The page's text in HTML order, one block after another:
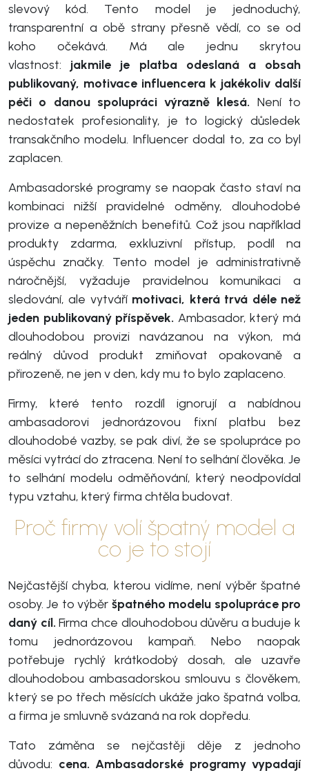
slevový kód. Tento model je jednoduchý,
transparentní a obě strany přesně vědí, co se od
koho očekává. Má ale jednu skrytou
vlastnost: jakmile je platba odeslaná a obsah
publikovaný, motivace influencera k jakékoliv další
péči o danou spolupráci výrazně klesá. Není to
nedostatek profesionality, je to logický důsledek
transakčního modelu. Influencer dodal to, za co byl
zaplacen.
Ambasadorské programy se naopak často staví na
kombinaci nižší pravidelné odměny, dlouhodobé
provize a nepeněžních benefitů. Což jsou například
produkty zdarma, exkluzivní přístup, podíl na
úspěchu značky. Tento model je administrativně
náročnější, vyžaduje pravidelnou komunikaci a
sledování, ale vytváří motivaci, která trvá déle než
jeden publikovaný příspěvek. Ambasador, který má
dlouhodobou provizi navázanou na výkon, má
reálný důvod produkt zmiňovat opakovaně a
přirozeně, ne jen v den, kdy mu to bylo zaplaceno.
Firmy, které tento rozdíl ignorují a nabídnou
ambasadorovi jednorázovou fixní platbu bez
dlouhodobé vazby, se pak diví, že se spolupráce po
měsíci vytrácí do ztracena. Není to selhání člověka. Je
to selhání modelu odměňování, který neodpovídal
typu vztahu, který firma chtěla budovat.
Proč firmy volí špatný model a
co je to stojí
Nejčastější chyba, kterou vidíme, není výběr špatné
osoby. Je to výběr špatného modelu spolupráce pro
daný cíl. Firma chce dlouhodobou důvěru a buduje k
tomu jednorázovou kampaň. Nebo naopak
potřebuje rychlý krátkodobý dosah, ale uzavře
dlouhodobou ambasadorskou smlouvu s člověkem,
který se po třech měsících ukáže jako špatná volba,
a firma je smluvně svázaná na rok dopředu.
Tato záměna se nejčastěji děje z jednoho
důvodu: cena. Ambasadorské programy vypadají